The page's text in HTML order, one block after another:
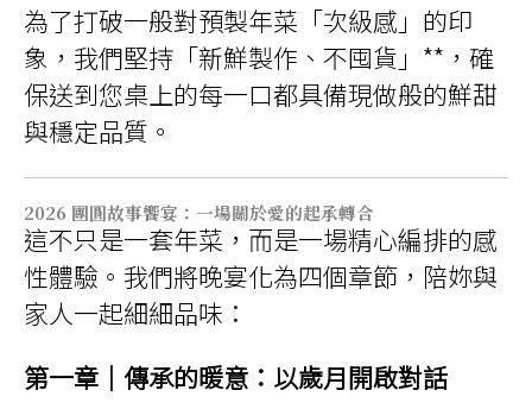
為了打破一般對預製年菜「次級感」的印
象，我們堅持「新鮮製作、不囤貨」**，確
保送到您桌上的每一口都具備現做般的鮮甜
與穩定品質。
2026 團圓故事饗宴：一場關於愛的起承轉合
這不只是一套年菜，而是一場精心編排的感
性體驗。我們將晚宴化為四個章節，陪妳與
家人一起細細品味：
第一章 ｜ 傳承的暖意：以歲月開啟對話